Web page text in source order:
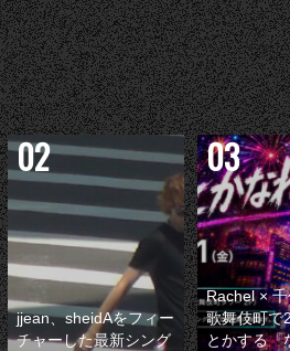
jjean、sheidAをフィー
チャーした最新シング
Rachel ×
歌舞伎町で
とかする『